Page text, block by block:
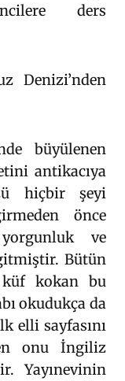
ders
Denizi’nden
büyülenen
antikacıya
hiçbir şeyi
önce
ve
Bütün
kokan bu
okudukça da
elli sayfasını
onu İngiliz
Yayınevinin